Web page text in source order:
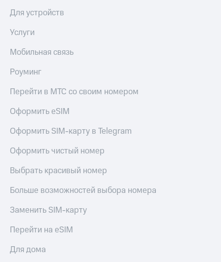
Для устройств
Услуги
Мобильная связь
Роуминг
Перейти в МТС со своим номером
Оформить eSIM
Оформить SIM-карту в Telegram
Оформить чистый номер
Выбрать красивый номер
Больше возможностей выбора номера
Заменить SIM-карту
Перейти на eSIM
Для дома